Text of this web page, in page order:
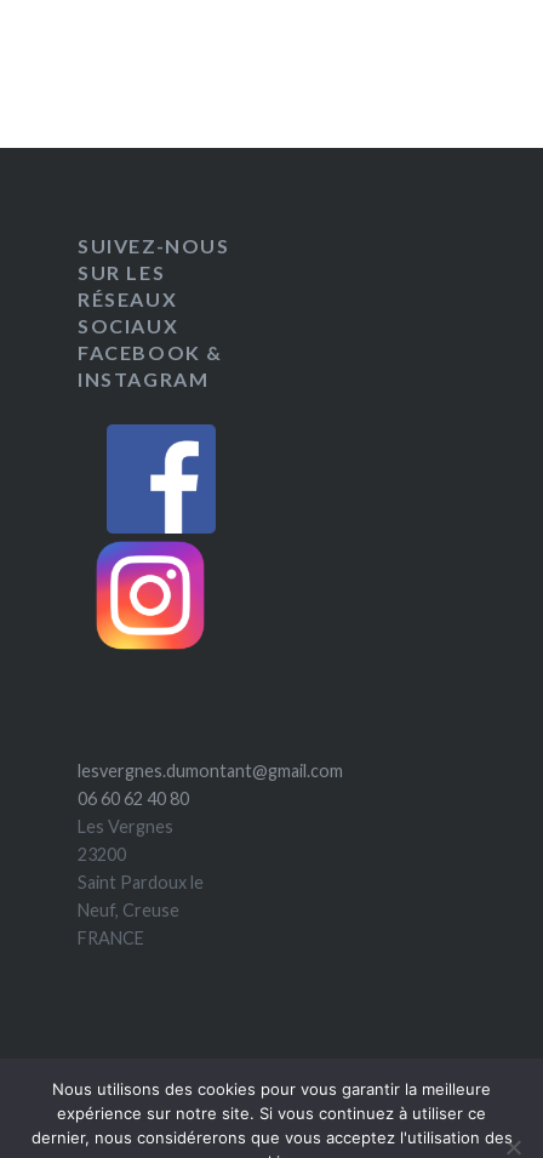
SUIVEZ-NOUS
SUR LES
RÉSEAUX
SOCIAUX
FACEBOOK &
INSTAGRAM
lesvergnes.dumontant@gmail.com
06 60 62 40 80
Les Vergnes
23200
Saint Pardoux le
Neuf, Creuse
FRANCE
Nous utilisons des cookies pour vous garantir la meilleure
expérience sur notre site. Si vous continuez à utiliser ce
dernier, nous considérerons que vous acceptez l'utilisation des